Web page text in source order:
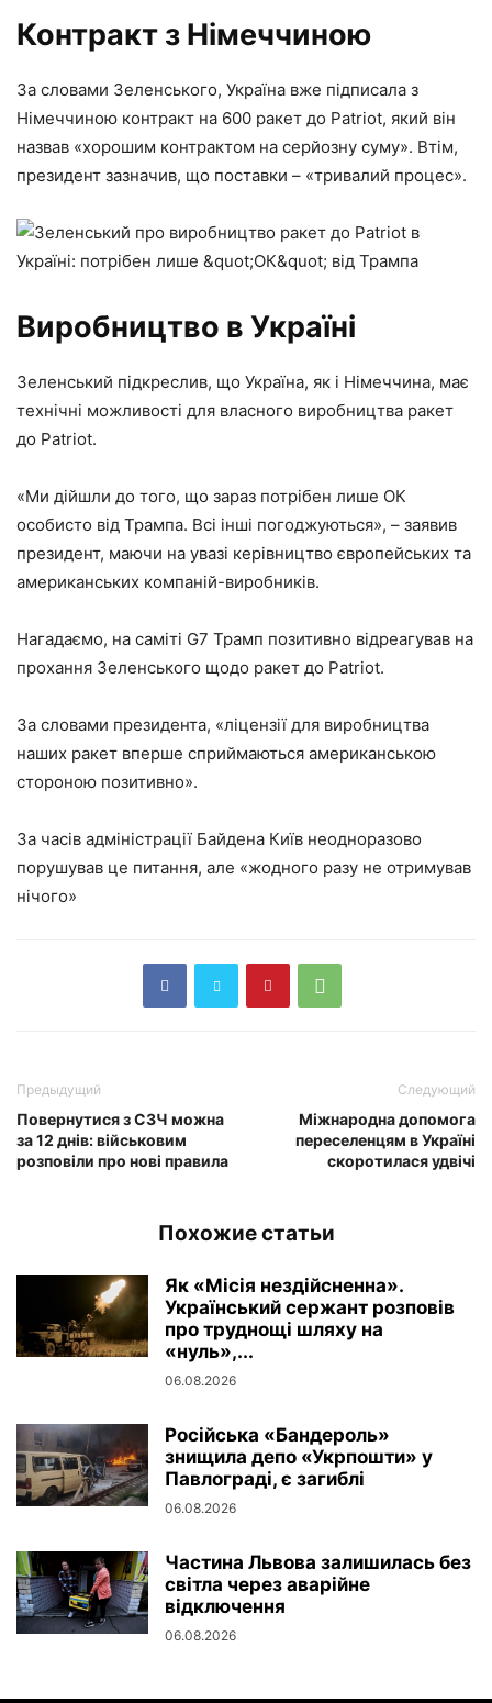
Контракт з Німеччиною
За словами Зеленського, Україна вже підписала з
Німеччиною контракт на 600 ракет до Patriot, який він
назвав «хорошим контрактом на серйозну суму». Втім,
президент зазначив, що поставки – «тривалий процес».
Виробництво в Україні
Зеленський підкреслив, що Україна, як і Німеччина, має
технічні можливості для власного виробництва ракет
до Patriot.
«Ми дійшли до того, що зараз потрібен лише ОК
особисто від Трампа. Всі інші погоджуються», – заявив
президент, маючи на увазі керівництво європейських та
американських компаній-виробників.
Нагадаємо, на саміті G7 Трамп позитивно відреагував на
прохання Зеленського щодо ракет до Patriot.
За словами президента, «ліцензії для виробництва
наших ракет вперше сприймаються американською
стороною позитивно».
За часів адміністрації Байдена Київ неодноразово
порушував це питання, але «жодного разу не отримував
нічого»
Предыдущий
Повернутися з СЗЧ можна
за 12 днів: військовим
розповіли про нові правила
Следующий
Міжнародна допомога
переселенцям в Україні
скоротилася удвічі
Похожие статьи
Як «Місія нездійсненна».
Український сержант розповів
про труднощі шляху на
«нуль»,...
06.08.2026
Російська «Бандероль»
знищила депо «Укрпошти» у
Павлограді, є загиблі
06.08.2026
Частина Львова залишилась без
світла через аварійне
відключення
06.08.2026